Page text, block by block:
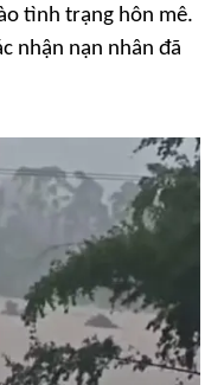
tình trạng hôn mê.
nhận nạn nhân đã